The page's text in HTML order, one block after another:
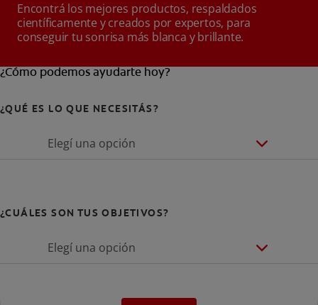
Encontrá los mejores productos, respaldados
científicamente y creados por expertos, para
conseguir tu sonrisa más blanca y brillante.
¿Cómo podemos ayudarte hoy?
¿QUÉ ES LO QUE NECESITÁS?
Elegí una opción
¿CUÁLES SON TUS OBJETIVOS?
Elegí una opción